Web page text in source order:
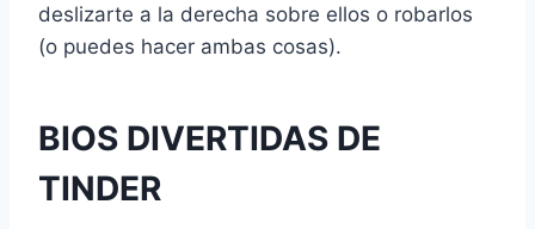
deslizarte a la derecha sobre ellos o robarlos
(o puedes hacer ambas cosas).
BIOS DIVERTIDAS DE
TINDER